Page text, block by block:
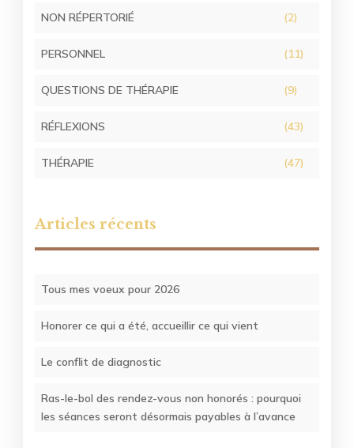
NON RÉPERTORIÉ (2)
PERSONNEL (11)
QUESTIONS DE THÉRAPIE (9)
RÉFLEXIONS (43)
THÉRAPIE (47)
Articles récents
Tous mes voeux pour 2026
Honorer ce qui a été, accueillir ce qui vient
Le conflit de diagnostic
Ras-le-bol des rendez-vous non honorés : pourquoi
les séances seront désormais payables à l’avance